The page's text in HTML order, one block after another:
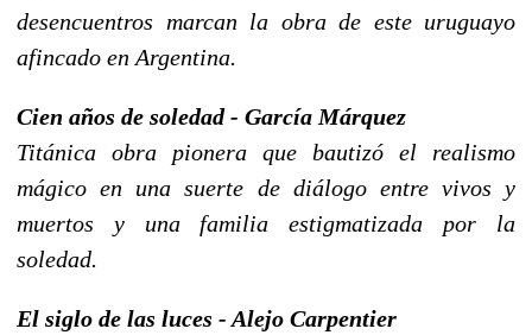
desencuentros marcan la obra de este uruguayo
afincado en Argentina.
Cien años de soledad - García Márquez
Titánica obra pionera que bautizó el realismo
mágico en una suerte de diálogo entre vivos y
muertos y una familia estigmatizada por la
soledad.
El siglo de las luces - Alejo Carpentier